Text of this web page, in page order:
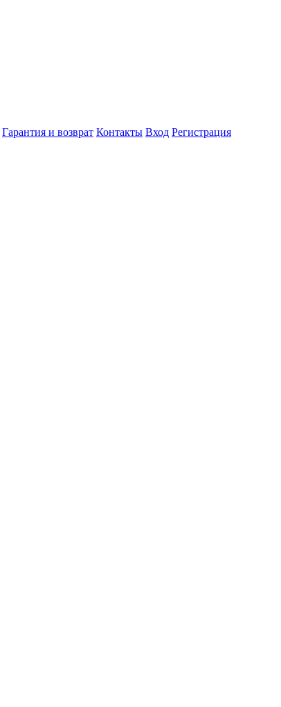
Гарантия и возврат Контакты Вход Регистрация